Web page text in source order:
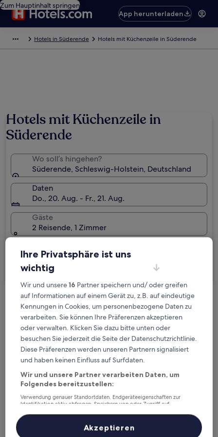
Zum Hauptinhalt springen
App herunterladen
Hotels in Süderende Hotels mit Küchenzeile in Süderende
Hotels mit Küchenzeile in
Süderende
Wo soll’s hingehen?
Süderende, Schleswig-Holstein, Deutschland
Daten
Do., 20. Aug. - Fr., 21. Aug.
Gäste
2 Reisende, 1 Zimmer
Kostenlose Stornierung bei
Planänderungen
Verdiene Prämien für jede
wahrgenommene Übernachtung
Mehr sparen mit Preisen für Mitglieder
Überprüfe die Preise für diese Daten
Ihre Privatsphäre ist uns
wichtig
Wir und unsere16 Partner speichern und/ oder greifen
auf Informationen auf einem Gerät zu, z.B. auf eindeutige
Kennungen in Cookies, um personenbezogene Daten zu
verarbeiten. Sie können Ihre Präferenzen akzeptieren
oder verwalten. Klicken Sie dazu bitte unten oder
besuchen Sie jederzeit die Seite der Datenschutzrichtlinie.
Diese Präferenzen werden unseren Partnern signalisiert
und haben keinen Einfluss auf Surfdaten.
Wir und unsere Partner verarbeiten Daten, um
Folgendes bereitzustellen:
Verwendung genauer Standortdaten. Endgeräteeigenschaften zur
Identifikation aktiv abfragen. Speichern von oder Zugriff auf
Inhalte, Messung von Werbeleistung und der Performance von Inhalten,
Zielgruppenforschung sowie Entwicklung und Verbesserung von
Akzeptieren